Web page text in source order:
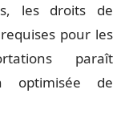
les droits de
pour les
paraît
optimisée de